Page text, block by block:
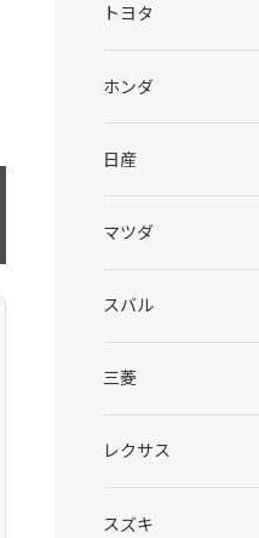
トヨタ
ホンダ
日産
マツダ
スバル
三菱
レクサス
スズキ